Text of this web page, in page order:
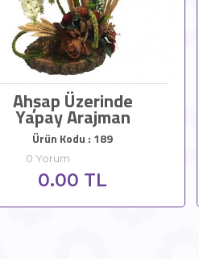
Ahşap Üzerinde
Yapay Arajman
Ürün Kodu : 189
0 Yorum
0.00 TL